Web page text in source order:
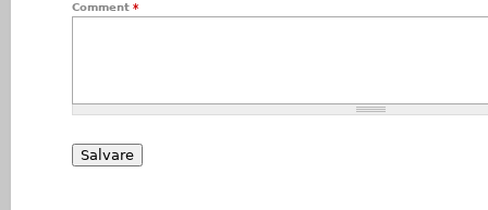
Comment *